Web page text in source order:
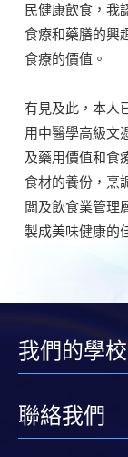
民健康飲食，我
食療和藥膳的興
食療的價值。
有見及此，本人
用中醫學高級文
及藥用價值和食
食材的養份，烹
闆及飲食業管理
製成美味健康的
我們的學
聯絡我們